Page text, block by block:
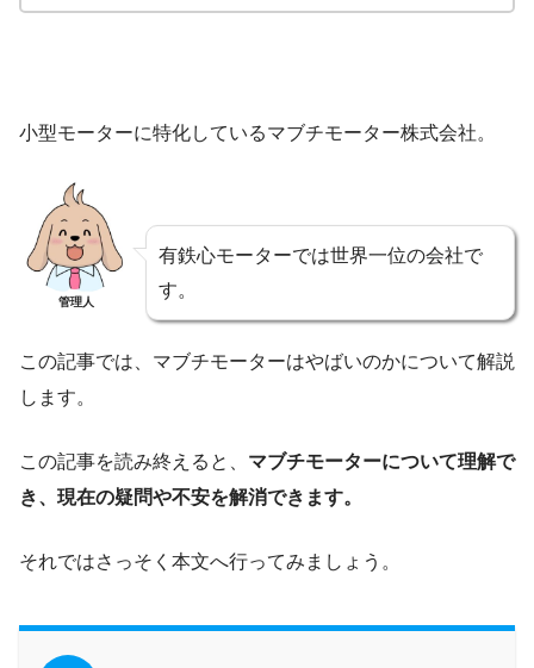
小型モーターに特化しているマブチモーター株式会社。
管理人
有鉄心モーターでは世界一位の会社で
す。
この記事では、マブチモーターはやばいのかについて解説
します。
この記事を読み終えると、 マブチモーターについて理解で
き、現在の疑問や不安を解消できます。
それではさっそく本文へ行ってみましょう。